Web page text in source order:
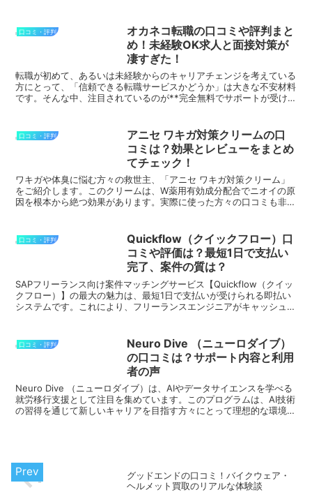
口コミ・評判
オカネコ転職の口コミや評判まと
め！未経験OK求人と面接対策が
凄すぎた！
転職が初めて、あるいは未経験からのキャリアチェンジを考えている
方にとって、「信頼できる転職サービスかどうか」は大きな不安材料
です。そんな中、注目されているのが**完全無料でサポートが受け
口コミ・評判
アニセ ワキガ対策クリームの口
コミは？効果とレビューをまとめ
てチェック！
ワキガや体臭に悩む方々の救世主、「アニセ ワキガ対策クリーム」
をご紹介します。このクリームは、W薬用有効成分配合でニオイの原
因を根本から絶つ効果があります。実際に使った方々の口コミも非常
口コミ・評判
Quickflow（クイックフロー）口
コミや評価は？最短1日で支払い
完了、案件の質は？
SAPフリーランス向け案件マッチングサービス【Quickflow（クイッ
クフロー）】の最大の魅力は、最短1日で支払いが受けられる即払い
システムです。これにより、フリーランスエンジニアがキャッシュフ
口コミ・評判
Neuro Dive （ニューロダイブ）
の口コミは？サポート内容と利用
者の声
Neuro Dive （ニューロダイブ）は、AIやデータサイエンスを学べる
就労移行支援として注目を集めています。このプログラムは、AI技術
の習得を通じて新しいキャリアを目指す方々にとって理想的な環境を
グッドエンドの口コミ！バイクウェア・
ヘルメット買取のリアルな体験談